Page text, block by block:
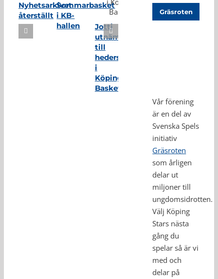
Nyhetsarkivet
återställt
Sommarbasket
i KB-
hallen
Jotti
utnämnd
till
hedersmedlem
i
Köping
Basket
Gräsroten
Vår förening
är en del av
Svenska Spels
initiativ
Gräsroten
som årligen
delar ut
miljoner till
ungdomsidrotten.
Välj Köping
Stars nästa
gång du
spelar så är vi
med och
delar på